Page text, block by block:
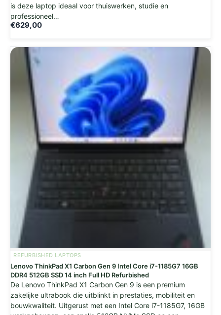
is deze laptop ideaal voor thuiswerken, studie en
professioneel…
€629,00
REFURBISHED LAPTOPS
Lenovo ThinkPad X1 Carbon Gen 9 Intel Core i7-1185G7 16GB
DDR4 512GB SSD 14 inch Full HD Refurbished
De Lenovo ThinkPad X1 Carbon Gen 9 is een premium
zakelijke ultrabook die uitblinkt in prestaties, mobiliteit en
bouwkwaliteit. Uitgerust met een Intel Core i7-1185G7, 16GB